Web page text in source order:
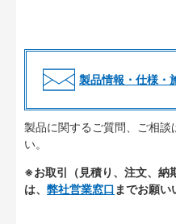
製品情報・仕様・
製品に関するご質問、ご相談
い。
※お取引（見積り、注文、納
は、 弊社営業窓口 までお願い